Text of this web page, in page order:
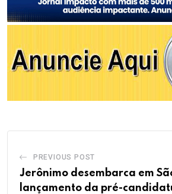
PREVIOUS POST
Jerônimo desembarca em
lançamento da pré-